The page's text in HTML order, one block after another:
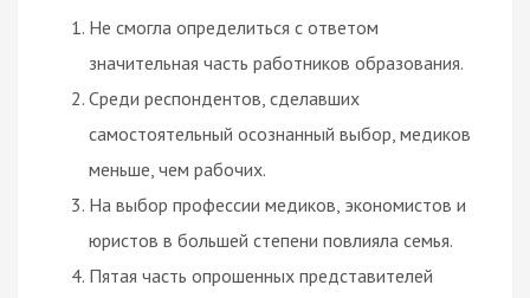
Не смогла определиться с ответом
значительная часть работников образования.
Среди респондентов, сделавших
самостоятельный осознанный выбор, медиков
меньше, чем рабочих.
На выбор профессии медиков, экономистов и
юристов в большей степени повлияла семья.
Пятая часть опрошенных представителей